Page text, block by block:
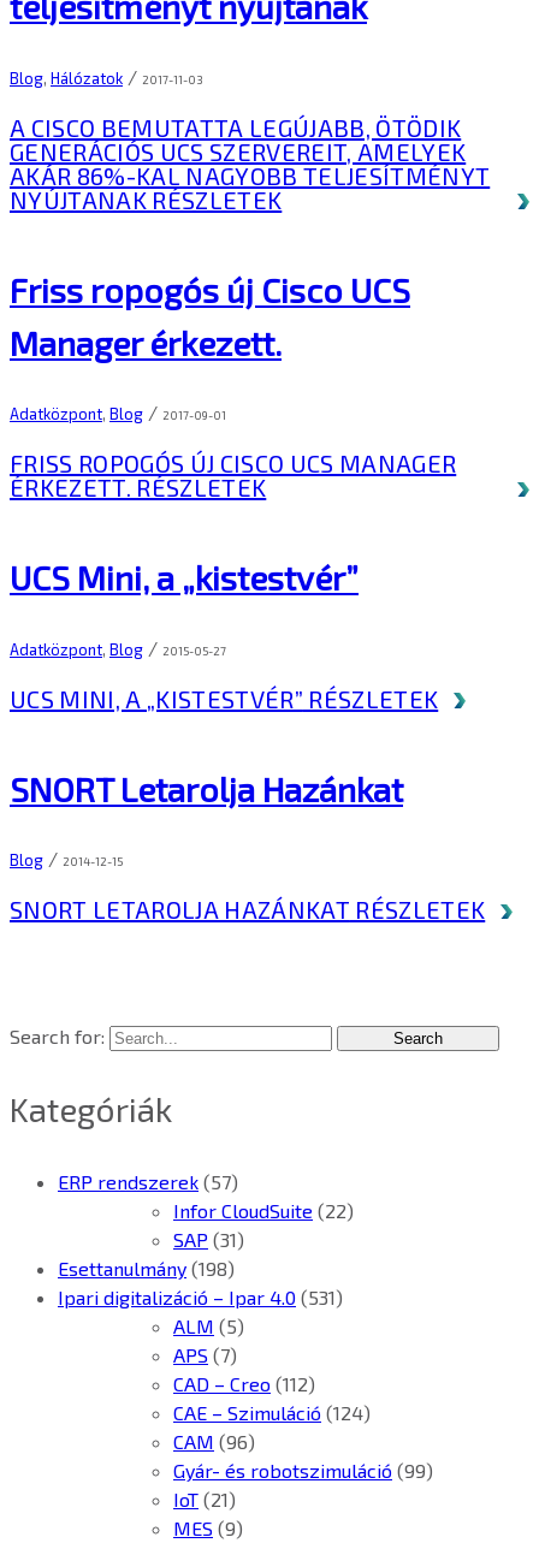
Blog, Hálózatok / 2017-11-03
A CISCO BEMUTATTA LEGÚJABB, ÖTÖDIK
GENERÁCIÓS UCS SZERVEREIT, AMELYEK
AKÁR 86%-KAL NAGYOBB TELJESÍTMÉNYT
NYÚJTANAKRÉSZLETEK
Friss ropogós új Cisco UCS
Manager érkezett.
Adatközpont, Blog / 2017-09-01
FRISS ROPOGÓS ÚJ CISCO UCS MANAGER
ÉRKEZETT. RÉSZLETEK
UCS Mini, a „kistestvér”
Adatközpont, Blog / 2015-05-27
UCS MINI, A „KISTESTVÉR” RÉSZLETEK
SNORT Letarolja Hazánkat
Blog / 2014-12-15
SNORT LETAROLJA HAZÁNKAT RÉSZLETEK
Search for:
Kategóriák
ERP rendszerek (57)
Infor CloudSuite (22)
SAP (31)
Esettanulmány (198)
Ipari digitalizáció – Ipar 4.0 (531)
ALM (5)
APS (7)
CAD – Creo (112)
CAE – Szimuláció (124)
CAM (96)
Gyár- és robotszimuláció (99)
IoT (21)
MES (9)